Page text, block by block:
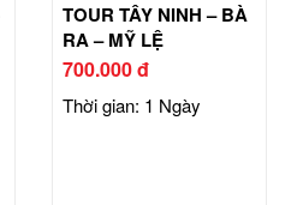
TOUR TÂY NINH – BÀ
RA – MỸ LỆ
700.000 đ
Thời gian: 1 Ngày